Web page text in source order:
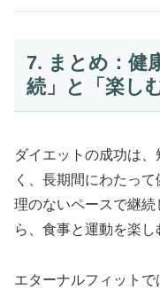
7. まとめ：健
続」と「楽し
ダイエットの成功は
く、長期間にわたっ
理のないペースで継
ら、食事と運動を楽し
エターナルフィット